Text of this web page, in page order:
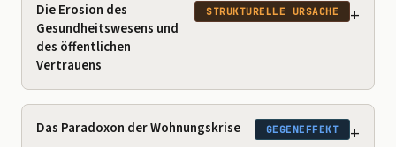
Die Erosion des
Gesundheitswesens und
des öffentlichen
Vertrauens
STRUKTURELLE URSACHE +
Das Paradoxon der Wohnungskrise GEGENEFFEKT +